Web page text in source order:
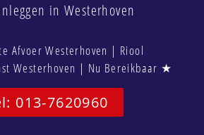
in Westerhoven
Afvoer Westerhoven | Riool
Westerhoven | Nu Bereikbaar ★
013-7620960